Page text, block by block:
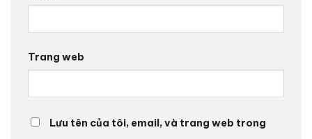
Trang web
Lưu tên của tôi, email, và trang web trong